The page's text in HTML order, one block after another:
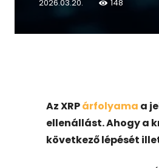
2026.03.20.
148
Az XRPárfolyama a
ellenállást. Ahogy a
következő lépését